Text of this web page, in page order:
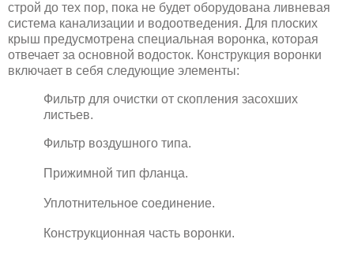
строй до тех пор, пока не будет оборудована ливневая
система канализации и водоотведения. Для плоских
крыш предусмотрена специальная воронка, которая
отвечает за основной водосток. Конструкция воронки
включает в себя следующие элементы:
Фильтр для очистки от скопления засохших
листьев.
Фильтр воздушного типа.
Прижимной тип фланца.
Уплотнительное соединение.
Конструкционная часть воронки.